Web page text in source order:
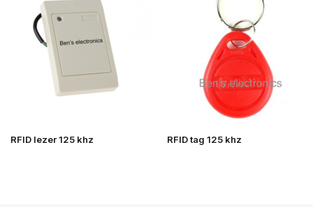
RFID lezer 125 khz RFID tag 125 khz